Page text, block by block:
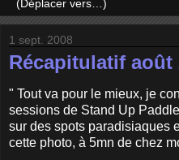
1 sept. 2008
Récapitulatif août
" Tout va pour le mieux, je
sessions de Stand Up
sur des spots paradisiaques
cette photo, à 5mn de chez